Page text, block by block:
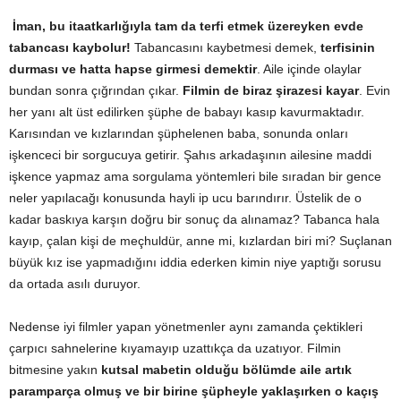
İman, bu itaatkarlığıyla tam da terfi etmek üzereyken evde
tabancası kaybolur! Tabancasını kaybetmesi demek, terfisinin
durması ve hatta hapse girmesi demektir. Aile içinde olaylar
bundan sonra çığrından çıkar. Filmin de biraz şirazesi kayar. Evin
her yanı alt üst edilirken şüphe de babayı kasıp kavurmaktadır.
Karısından ve kızlarından şüphelenen baba, sonunda onları
işkenceci bir sorgucuya getirir. Şahıs arkadaşının ailesine maddi
işkence yapmaz ama sorgulama yöntemleri bile sıradan bir gence
neler yapılacağı konusunda hayli ip ucu barındırır. Üstelik de o
kadar baskıya karşın doğru bir sonuç da alınamaz? Tabanca hala
kayıp, çalan kişi de meçhuldür, anne mi, kızlardan biri mi? Suçlanan
büyük kız ise yapmadığını iddia ederken kimin niye yaptığı sorusu
da ortada asılı duruyor.
Nedense iyi filmler yapan yönetmenler aynı zamanda çektikleri
çarpıcı sahnelerine kıyamayıp uzattıkça da uzatıyor. Filmin
bitmesine yakın kutsal mabetin olduğu bölümde aile artık
paramparça olmuş ve bir birine şüpheyle yaklaşırken o kaçış